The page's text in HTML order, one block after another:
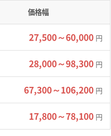
質問
敗しな
スや『かん水』の輸送管の
価格幅
27,500～60,000 円
28,000～98,300 円
67,300～106,200 円
17,800～78,100 円